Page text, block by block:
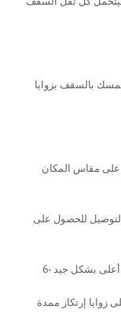
بالسقف بزوايا
للحصول على
أعلى بشكل جيد
زوايا إرتكاز ممدة